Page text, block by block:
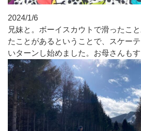
2024/1/6
兄妹と。ボーイスカウトで滑ったこ
たことがあるということで、スケー
いターンし始めました。お母さんも